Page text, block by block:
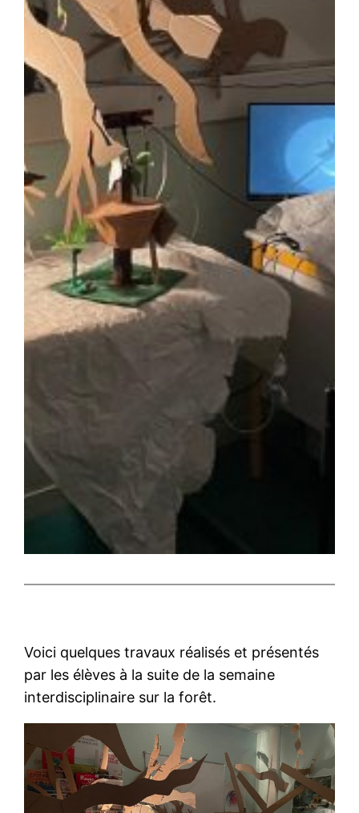
Voici quelques travaux réalisés et présentés
par les élèves à la suite de la semaine
interdisciplinaire sur la forêt.